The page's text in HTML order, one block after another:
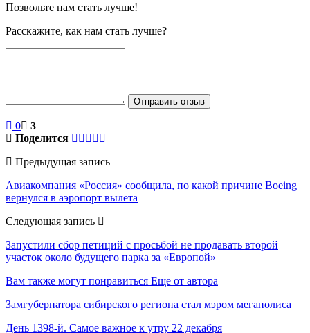
Позвольте нам стать лучше!
Расскажите, как нам стать лучше?
Отправить отзыв
0
3
Поделится
Предыдущая запись
Авиакомпания «Россия» сообщила, по какой причине Boeing
вернулся в аэропорт вылета
Следующая запись
Запустили сбор петиций с просьбой не продавать второй
участок около будущего парка за «Европой»
Вам также могут понравиться Еще от автора
Замгубернатора сибирского региона стал мэром мегаполиса
День 1398-й. Самое важное к утру 22 декабря